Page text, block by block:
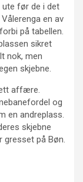
ute før de i det
en av
på tabellen.
sikret
nok, men
skjebne.
affære.
og
en andreplass.
skjebne
på Bøn.